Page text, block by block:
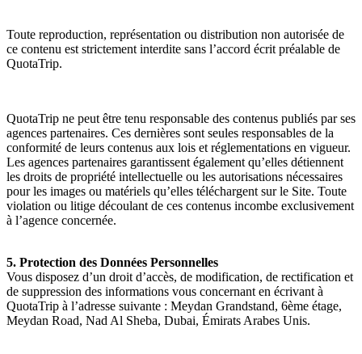
Toute reproduction, représentation ou distribution non autorisée de
ce contenu est strictement interdite sans l’accord écrit préalable de
QuotaTrip.
QuotaTrip ne peut être tenu responsable des contenus publiés par ses
agences partenaires. Ces dernières sont seules responsables de la
conformité de leurs contenus aux lois et réglementations en vigueur.
Les agences partenaires garantissent également qu’elles détiennent
les droits de propriété intellectuelle ou les autorisations nécessaires
pour les images ou matériels qu’elles téléchargent sur le Site. Toute
violation ou litige découlant de ces contenus incombe exclusivement
à l’agence concernée.
5. Protection des Données Personnelles
Vous disposez d’un droit d’accès, de modification, de rectification et
de suppression des informations vous concernant en écrivant à
QuotaTrip à l’adresse suivante : Meydan Grandstand, 6ème étage,
Meydan Road, Nad Al Sheba, Dubai, Émirats Arabes Unis.